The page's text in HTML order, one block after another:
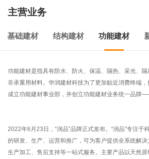
主营业务
基础建材 结构建材 功能建材
功能建材是指具有防水、防火、保温、隔热、采光、
非承重用材料。 华润建材科技为了更加贴近消费终端
成立功能建材事业部，并创立功能建材业务统一品牌
2022年6月23日，“润品”品牌正式发布。“润品”专注于
的研发、生产、运营和推广，可为客户提供全系统解决
生产加工、售后支持等一站式服务。主要产品以天然